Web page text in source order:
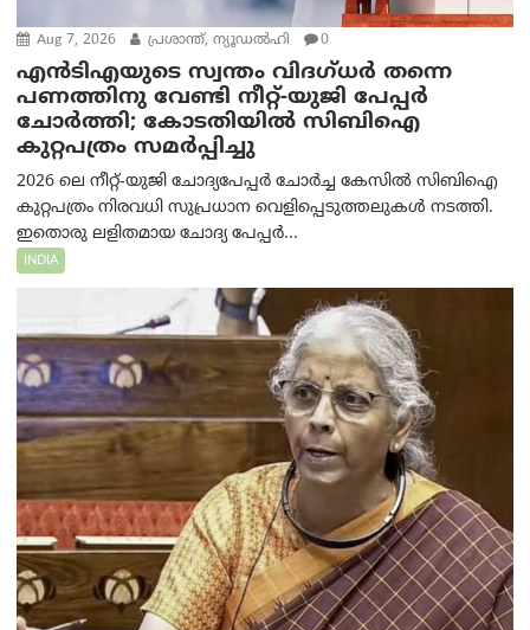
Aug 7, 2026 പ്രശാന്ത്, ന്യൂഡല്‍ഹി 0
എൻ‌ടി‌എയുടെ സ്വന്തം വിദഗ്ധർ തന്നെ
പണത്തിനു വേണ്ടി നീറ്റ്-യു‌ജി പേപ്പർ
ചോർത്തി; കോടതിയില്‍ സിബിഐ
കുറ്റപത്രം സമര്‍പ്പിച്ചു
2026 ലെ നീറ്റ്-യുജി ചോദ്യപേപ്പർ ചോർച്ച കേസിൽ സിബിഐ
കുറ്റപത്രം നിരവധി സുപ്രധാന വെളിപ്പെടുത്തലുകൾ നടത്തി.
ഇതൊരു ലളിതമായ ചോദ്യ പേപ്പർ...
INDIA